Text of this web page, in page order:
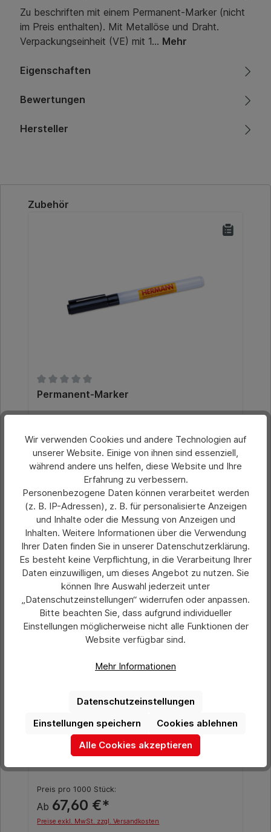
Zu beschriften mit einem Permanent-Marker (nicht
im Preis enthalten). Mit Metallöse und Draht.
Verpackungseinheit (VE) mit 1… Mehr
Eigenschaften
Bewertungen
Hersteller
Produktgalerie überspringen
Zubehör
Durchschnittliche Bewertung von 0 von 5 Sternen
Permanent-Marker
Preis pro Stück:
2,00 €*
Preise exkl. MwSt. zzgl. Versandkosten
In den Warenkorb
Produktgalerie überspringen
Ähnliche Artikel
Durchschnittliche Bewertung von 0 von 5 Sternen
PVC-Hänge-Etikett kompakt, Format 100
Preis pro 1000 Stück:
Ab 67,60 €*
Preise exkl. MwSt. zzgl. Versandkosten
Wir verwenden Cookies und andere Technologien auf
unserer Website. Einige von ihnen sind essenziell,
während andere uns helfen, diese Website und Ihre
Erfahrung zu verbessern.
Personenbezogene Daten können verarbeitet werden
(z. B. IP-Adressen), z. B. für personalisierte Anzeigen
und Inhalte oder die Messung von Anzeigen und
Inhalten. Weitere Informationen über die Verwendung
Ihrer Daten finden Sie in unserer Datenschutzerklärung.
Es besteht keine Verpflichtung, in die Verarbeitung Ihrer
Daten einzuwilligen, um dieses Angebot zu nutzen. Sie
können Ihre Auswahl jederzeit unter
„Datenschutzeinstellungen“ widerrufen oder anpassen.
Bitte beachten Sie, dass aufgrund individueller
Einstellungen möglicherweise nicht alle Funktionen der
Website verfügbar sind.
Mehr Informationen
Datenschutzeinstellungen
Cookies ablehnen
Einstellungen speichern
Alle Cookies akzeptieren